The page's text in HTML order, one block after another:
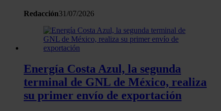
Redacción31/07/2026
Energía Costa Azul, la segunda
terminal de GNL de México, realiza
su primer envío de exportación